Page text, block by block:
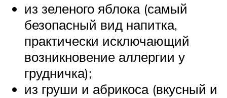
из зеленого яблока (самый
безопасный вид напитка,
практически исключающий
возникновение аллергии у
грудничка);
из груши и абрикоса (вкусный и